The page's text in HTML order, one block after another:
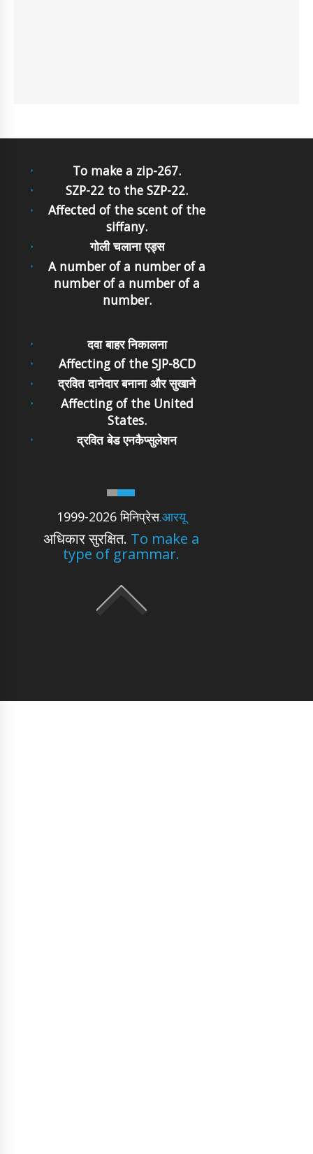
To make a zip-267.
SZP-22 to the SZP-22.
Affected of the scent of the
siffany.
गोली चलाना एड्स
A number of a number of a
number of a number of a
number.
1999-2026 मिनिप्रेस.आरयू
अधिकार सुरक्षित. To make a
type of grammar.
दवा बाहर निकालना
Affecting of the SJP-8CD
द्रवित दानेदार बनाना और सुखाने
Affecting of the United
States.
द्रवित बेड एनकैप्सुलेशन